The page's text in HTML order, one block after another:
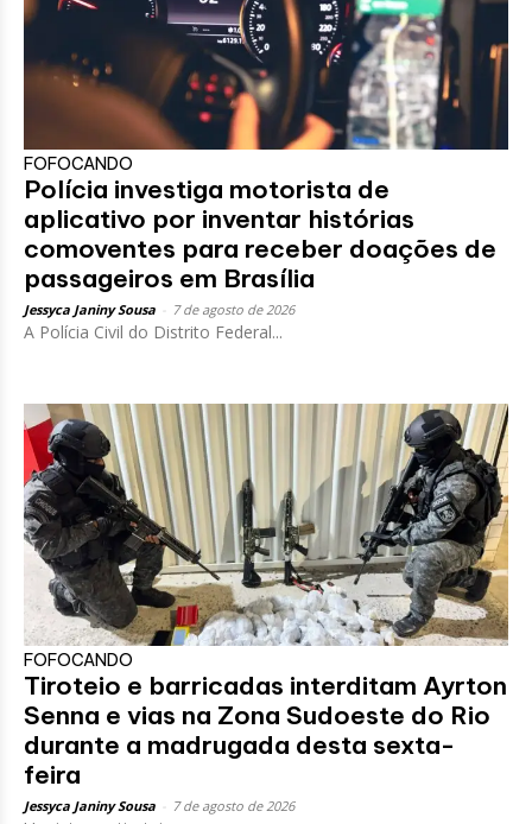
FOFOCANDO
Polícia investiga motorista de
aplicativo por inventar histórias
comoventes para receber doações de
passageiros em Brasília
Jessyca Janiny Sousa 7 de agosto de 2026
A Polícia Civil do Distrito Federal...
FOFOCANDO
Tiroteio e barricadas interditam Ayrton
Senna e vias na Zona Sudoeste do Rio
durante a madrugada desta sexta-
feira
Jessyca Janiny Sousa 7 de agosto de 2026